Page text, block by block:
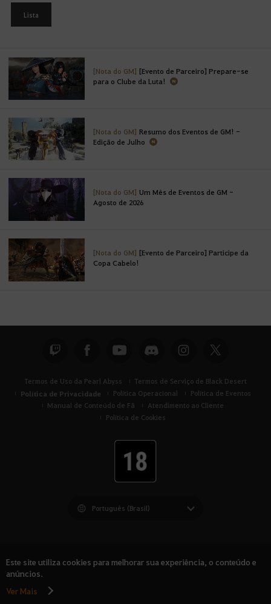
Lista
[Nota do GM] [Evento de Parceiro] Prepare-se
para o Clube da Luta!
[Nota do GM] Resumo dos Eventos de GM! -
Edição de Julho
[Nota do GM] Um Mês de Eventos de GM -
Agosto de 2026
[Nota do GM] [Evento de Parceiro] Participe da
Copa Cabelo!
Termos de Uso da Pearl Abyss Termos de Serviço de Black Desert
Política de Privacidade Política Operacional
Política de Eventos
Manual de Conteúdo de Fã
Atendimento ao Cliente
Política de Cookies
Black Desert -
Este site utiliza cookies para melhorar sua experiência, o conteúdo e
anúncios.
Ver Mais